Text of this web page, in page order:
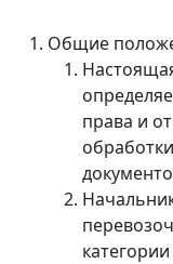
Общие
права и